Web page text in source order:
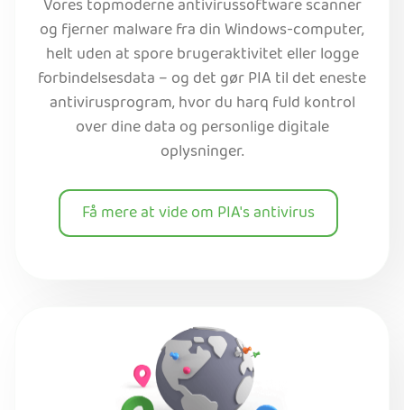
Vores topmoderne antivirussoftware scanner
og fjerner malware fra din Windows-computer,
helt uden at spore brugeraktivitet eller logge
forbindelsesdata – og det gør PIA til det eneste
antivirusprogram, hvor du harq fuld kontrol
over dine data og personlige digitale
oplysninger.
Få mere at vide om PIA's antivirus